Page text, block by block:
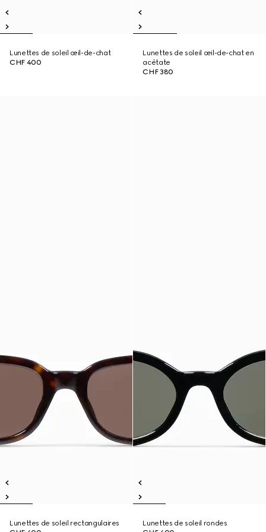
Lunettes de soleil œil-de-chat
CHF 400
Lunettes de soleil œil-de-chat en
acétate
CHF 380
Lunettes de soleil rectangulaires
Lunettes de soleil rondes